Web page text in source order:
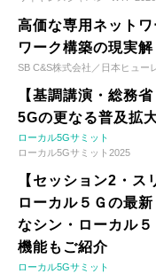
高価な専用ネット
ワーク構築の現実解
SB C&S株式会社／日本ヒュー
【基調講演・総務
5Gの更なる普及拡
ローカル5Gサミット
ローカル5Gサミット2025
【セッション2・ス
ローカル５Ｇの最
なシン・ローカル
機能もご紹介
ローカル5Gサミット